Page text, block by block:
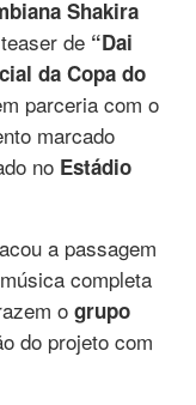
Shakira
de “Dai
da Copa do
parceria com o
marcado
no Estádio
a passagem
completa
o grupo
do projeto com